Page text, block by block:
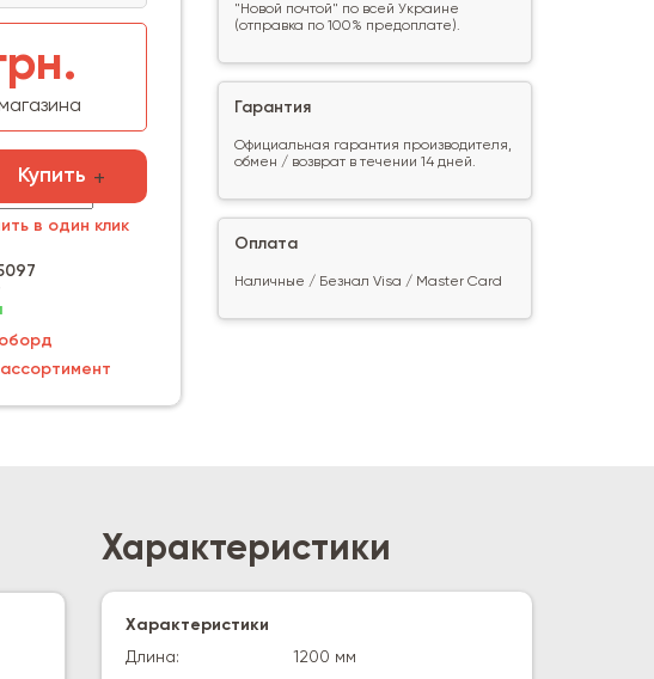
Купить
в один клик
"Новой почтой" по всей Украине
(отправка по 100% предоплате).
Гарантия
Официальная гарантия производителя,
обмен / возврат в течении 14 дней.
Оплата
Наличные / Безнал Visa / Master Card
Характеристики
Характеристики
Длина:
1200 мм